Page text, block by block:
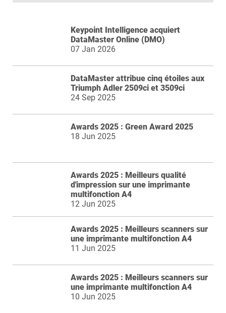
Keypoint Intelligence acquiert
DataMaster Online (DMO)
07 Jan 2026
DataMaster attribue cinq étoiles aux
Triumph Adler 2509ci et 3509ci
24 Sep 2025
Awards 2025 : Green Award 2025
18 Jun 2025
Awards 2025 : Meilleurs qualité
d'impression sur une imprimante
multifonction A4
12 Jun 2025
Awards 2025 : Meilleurs scanners sur
une imprimante multifonction A4
11 Jun 2025
Awards 2025 : Meilleurs scanners sur
une imprimante multifonction A4
10 Jun 2025